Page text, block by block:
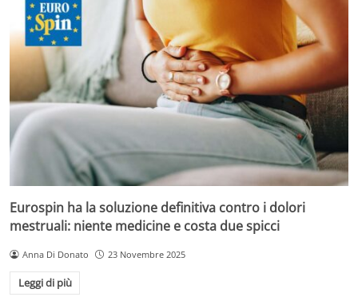
Eurospin ha la soluzione definitiva contro i dolori
mestruali: niente medicine e costa due spicci
Anna Di Donato 23 Novembre 2025
Leggi di più